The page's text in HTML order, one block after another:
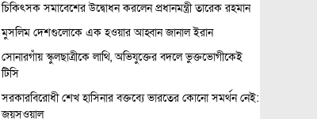
চিকিৎসক সমাবেশের উদ্বোধন করলেন প্রধানমন্ত্রী তারেক রহমান
মুসলিম দেশগুলোকে এক হওয়ার আহ্বান জানাল ইরান
সোনারগাঁয় স্কুলছাত্রীকে লাথি, অভিযুক্তের বদলে ভুক্তভোগীকেই
টিসি
সরকারবিরোধী শেখ হাসিনার বক্তব্যে ভারতের কোনো সমর্থন নেই:
জয়সওয়াল